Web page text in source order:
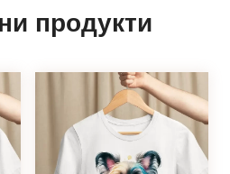
продукти